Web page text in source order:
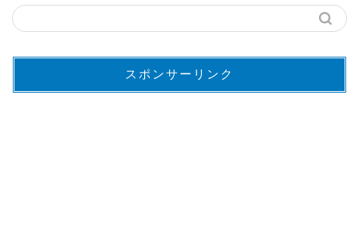
スポンサーリンク